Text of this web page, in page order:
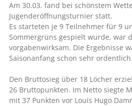
Am 30.03. fand bei schönstem
Jugenderöffnungsturnier statt.
Es starteten je 9 Teilnehmer für 9
Sommergrüns gespielt wurde, war
vorgabenwirksam. Die Ergebnisse
Saisonanfang schon sehr ordentlich.
Den Bruttosieg über 18 Löcher
26 Bruttopunkten. Im Netto siegte
mit 37 Punkten vor Louis Hugo